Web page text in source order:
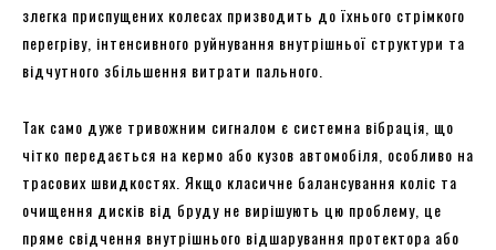
злегка приспущених колесах призводить до їхнього стрімкого
перегріву, інтенсивного руйнування внутрішньої структури та
відчутного збільшення витрати пального.
Так само дуже тривожним сигналом є системна вібрація, що
чітко передається на кермо або кузов автомобіля, особливо на
трасових швидкостях. Якщо класичне балансування коліс та
очищення дисків від бруду не вирішують цю проблему, це
пряме свідчення внутрішнього відшарування протектора або